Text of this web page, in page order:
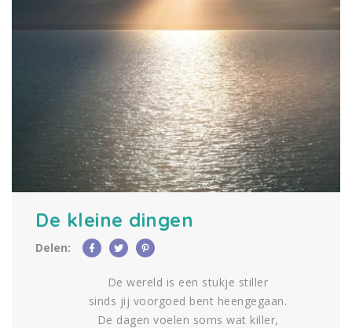
De kleine dingen
Delen:
De wereld is een stukje stiller
sinds jij voorgoed bent heengegaan.
De dagen voelen soms wat killer,